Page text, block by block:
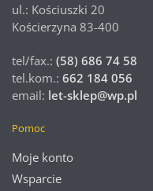
ul.: Kościuszki 20
Kościerzyna 83-400
tel/fax.: (58) 686 74 58
tel.kom.: 662 184 056
email: let-sklep@wp.pl
Pomoc
Moje konto
Wsparcie